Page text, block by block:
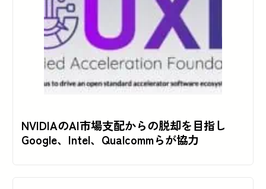
NVIDIAのAI市場支配からの脱却を目指し
Google、Intel、Qualcommらが協力